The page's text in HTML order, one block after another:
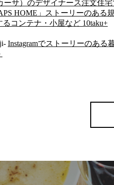
ーサ）のデザイナース注文住
HOME」ストーリーのある
コンテナ・小屋など 10taku+
Instagramでストーリーのある